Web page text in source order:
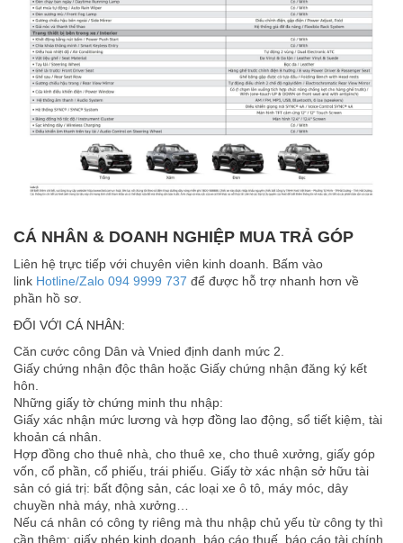
CÁ NHÂN & DOANH NGHIỆP MUA TRẢ GÓP
Liên hệ trực tiếp với chuyên viên kinh doanh. Bấm vào
link Hotline/Zalo 094 9999 737 để được hỗ trợ nhanh hơn về
phần hồ sơ.
ĐỐI VỚI CÁ NHÂN:
Căn cước công Dân và Vnied định danh mức 2.
Giấy chứng nhận độc thân hoặc Giấy chứng nhận đăng ký kết
hôn.
Những giấy tờ chứng minh thu nhập:
Giấy xác nhận mức lương và hợp đồng lao động, sổ tiết kiệm, tài
khoản cá nhân.
Hợp đồng cho thuê nhà, cho thuê xe, cho thuê xưởng, giấy góp
vốn, cổ phần, cổ phiếu, trái phiếu. Giấy tờ xác nhận sở hữu tài
sản có giá trị: bất động sản, các loại xe ô tô, máy móc, dây
chuyền nhà máy, nhà xưởng…
Nếu cá nhân có công ty riêng mà thu nhập chủ yếu từ công ty thì
cần thêm: giấy phép kinh doanh, báo cáo thuế, báo cáo tài chính,